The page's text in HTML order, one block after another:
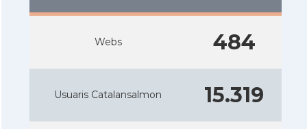
Webs 484
Usuaris Catalansalmon 15.319